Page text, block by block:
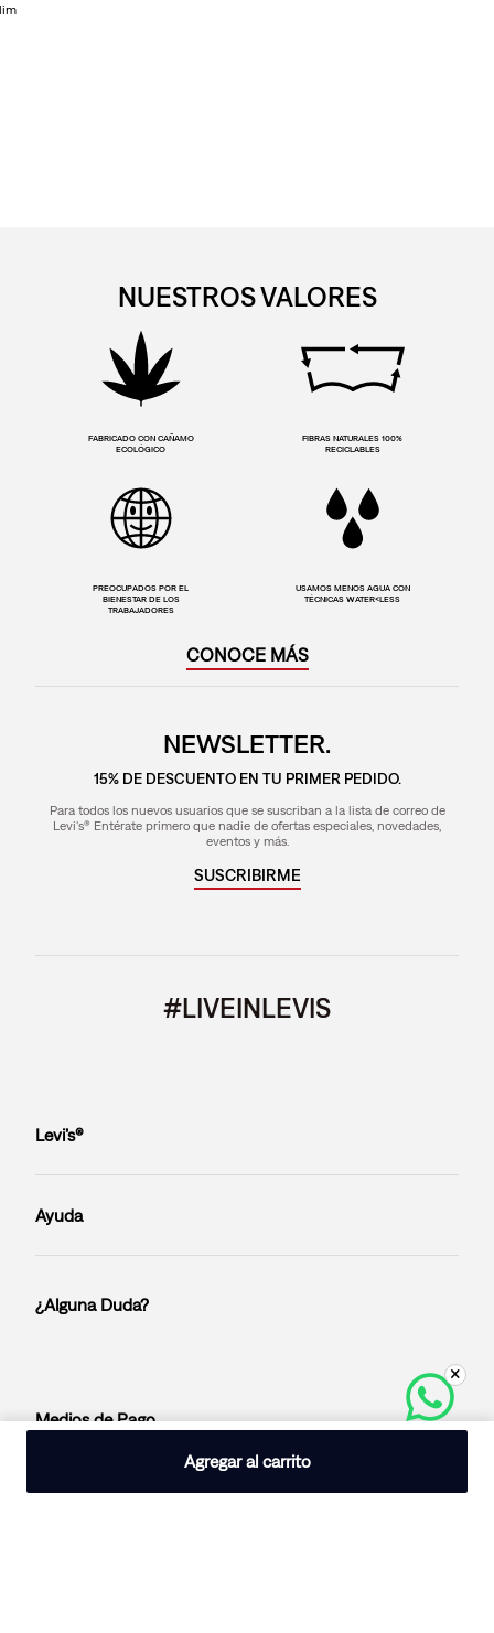
Agregar al carrito
NUESTROS VALORES
FABRICADO CON CAÑAMO
ECOLÓGICO
FIBRAS NATURALES 100%
RECICLABLES
PREOCUPADOS POR EL
BIENESTAR DE LOS
TRABAJADORES
USAMOS MENOS AGUA CON
TÉCNICAS WATER<LESS
CONOCE MÁS
NEWSLETTER.
15% DE DESCUENTO EN TU PRIMER PEDIDO.
Para todos los nuevos usuarios que se suscriban a la lista de correo de
Levi's® Entérate primero que nadie de ofertas especiales, novedades,
eventos y más.
SUSCRIBIRME
#LIVEINLEVIS
Levi’s®
Ayuda
¿Alguna Duda?
Medios de Pago